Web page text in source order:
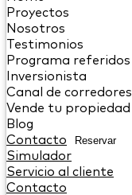
Proyectos
Nosotros
Testimonios
Programa referidos
Inversionista
Canal de corredores
Vende tu propiedad
Blog
Contacto
Reservar
Simulador
Servicio al cliente
Contacto